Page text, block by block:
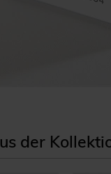
der